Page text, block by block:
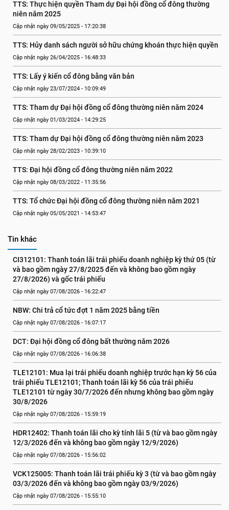
TTS: Thực hiện quyền Tham dự Đại hội đồng cổ đông thường
niên năm 2025
Cập nhật ngày 09/05/2025 - 17:20:38
TTS: Hủy danh sách người sở hữu chứng khoán thực hiện quyền
Cập nhật ngày 26/04/2025 - 16:48:33
TTS: Lấy ý kiến cổ đông bằng văn bản
Cập nhật ngày 23/07/2024 - 10:09:49
TTS: Tham dự Đại hội đồng cổ đông thường niên năm 2024
Cập nhật ngày 01/03/2024 - 14:29:25
TTS: Tham dự Đại hội đồng cổ đông thường niên năm 2023
Cập nhật ngày 28/02/2023 - 10:39:10
TTS: Đại hội đồng cổ đông thường niên năm 2022
Cập nhật ngày 08/03/2022 - 11:35:56
TTS: Tổ chức Đại hội đồng cổ đông thường niên năm 2021
Cập nhật ngày 05/05/2021 - 14:53:47
Tin khác
CI312101: Thanh toán lãi trái phiếu doanh nghiệp kỳ thứ 05 (từ
và bao gồm ngày 27/8/2025 đến và không bao gồm ngày
27/8/2026) và gốc trái phiếu
Cập nhật ngày 07/08/2026 - 16:22:47
NBW: Chi trả cổ tức đợt 1 năm 2025 bằng tiền
Cập nhật ngày 07/08/2026 - 16:07:17
DCT: Đại hội đồng cổ đông bất thường năm 2026
Cập nhật ngày 07/08/2026 - 16:06:38
TLE12101: Mua lại trái phiếu doanh nghiệp trước hạn kỳ 56 của
trái phiếu TLE12101; Thanh toán lãi kỳ 56 của trái phiếu
TLE12101 từ ngày 30/7/2026 đến nhưng không bao gồm ngày
30/8/2026
Cập nhật ngày 07/08/2026 - 15:59:19
HDR12402: Thanh toán lãi cho kỳ tính lãi 5 (từ và bao gồm ngày
12/3/2026 đến và không bao gồm ngày 12/9/2026)
Cập nhật ngày 07/08/2026 - 15:56:02
VCK125005: Thanh toán lãi trái phiếu kỳ 3 (từ và bao gồm ngày
03/3/2026 đến và không bao gồm ngày 03/9/2026)
Cập nhật ngày 07/08/2026 - 15:55:10